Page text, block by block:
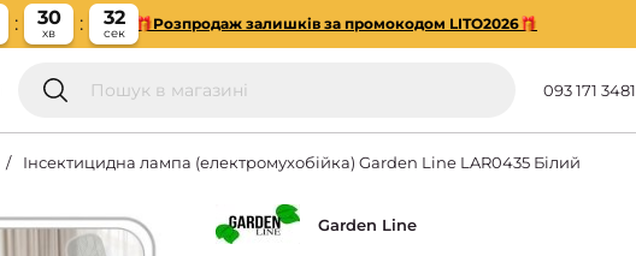
30
хв
31
сек
🎁Розпродаж залишків за промокодом LITO2026🎁
093 171 3481
Інсектицидна лампа (електромухобійка) Garden Line LAR0435 Білий
Garden Line